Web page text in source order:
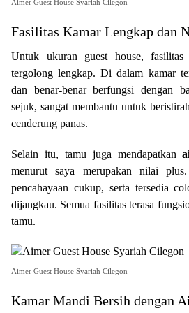
Aimer Guest House Syariah Cilegon
Fasilitas Kamar Lengkap dan
Untuk ukuran guest house,
tergolong lengkap. Di dalam kamar
dan benar-benar berfungsi dengan
sejuk, sangat membantu untuk
cenderung panas.
Selain itu, tamu juga mendapatkan
menurut saya merupakan nilai
pencahayaan cukup, serta tersedia
dijangkau. Semua fasilitas terasa
tamu.
Aimer Guest House Syariah Cilegon
Kamar Mandi Bersih dengan